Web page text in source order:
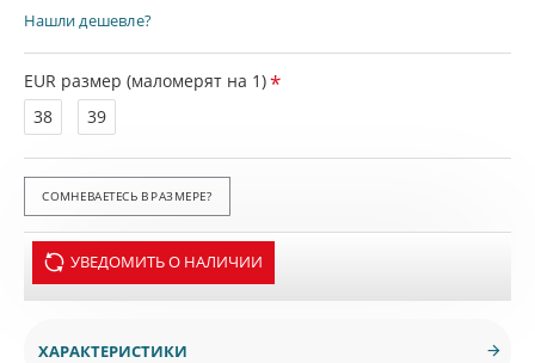
EUR размер (маломерят на 1)
38
39
УВЕДОМИТЬ О НАЛИЧИИ
Нашли дешевле?
ХАРАКТЕРИСТИКИ
СОМНЕВАЕТЕСЬ В РАЗМЕРЕ?